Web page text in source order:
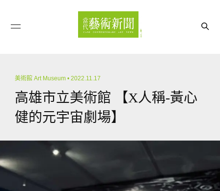
美術館 Art Museum • 2022.11.17
高雄市立美術館 【X人稱-黃心
健的元宇宙劇場】